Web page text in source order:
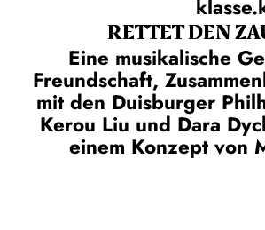
RETTET DEN
Eine musikalische
Freundschaft,
mit den Duisburger
Kerou Liu und Dara
einem Konzept von